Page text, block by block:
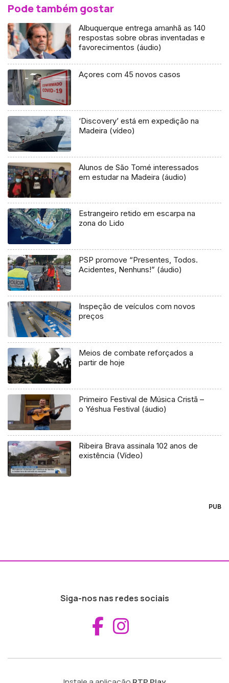
Pode também gostar
Albuquerque entrega amanhã as 140
respostas sobre obras inventadas e
favorecimentos (áudio)
Açores com 45 novos casos
‘Discovery’ está em expedição na
Madeira (vídeo)
Alunos de São Tomé interessados
em estudar na Madeira (áudio)
Estrangeiro retido em escarpa na
zona do Lido
PSP promove “Presentes, Todos.
Acidentes, Nenhuns!” (áudio)
Inspeção de veículos com novos
preços
Meios de combate reforçados a
partir de hoje
Primeiro Festival de Música Cristã –
o Yéshua Festival (áudio)
Ribeira Brava assinala 102 anos de
existência (Vídeo)
PUB
Siga-nos nas redes sociais
Aceder ao